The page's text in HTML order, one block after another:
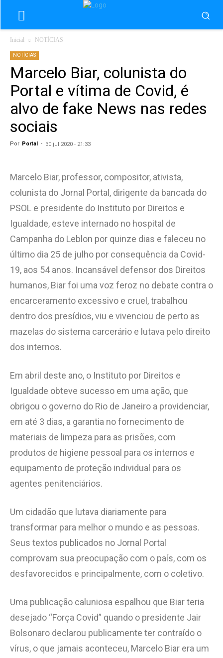
Inicial NOTÍCIAS
NOTÍCIAS
Marcelo Biar, colunista do
Portal e vítima de Covid, é
alvo de fake News nas redes
sociais
Por Portal - 30 jul 2020 - 21:33
Marcelo Biar, professor, compositor, ativista,
colunista do Jornal Portal, dirigente da bancada do
PSOL e presidente do Instituto por Direitos e
Igualdade, esteve internado no hospital de
Campanha do Leblon por quinze dias e faleceu no
último dia 25 de julho por consequência da Covid-
19, aos 54 anos. Incansável defensor dos Direitos
humanos, Biar foi uma voz feroz no debate contra o
encarceramento excessivo e cruel, trabalhou
dentro dos presídios, viu e vivenciou de perto as
mazelas do sistema carcerário e lutava pelo direito
dos internos.
Em abril deste ano, o Instituto por Direitos e
Igualdade obteve sucesso em uma ação, que
obrigou o governo do Rio de Janeiro a providenciar,
em até 3 dias, a garantia no fornecimento de
materiais de limpeza para as prisões, com
produtos de higiene pessoal para os internos e
equipamento de proteção individual para os
agentes penitenciários.
Um cidadão que lutava diariamente para
transformar para melhor o mundo e as pessoas.
Seus textos publicados no Jornal Portal
comprovam sua preocupação com o país, com os
desfavorecidos e principalmente, com o coletivo.
Uma publicação caluniosa espalhou que Biar teria
desejado “Força Covid” quando o presidente Jair
Bolsonaro declarou publicamente ter contraído o
vírus, o que jamais aconteceu, Marcelo Biar era um